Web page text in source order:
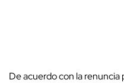
De acuerdo con la